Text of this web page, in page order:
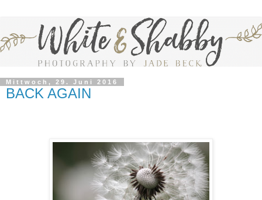
Mittwoch, 29. Juni 2016
BACK AGAIN